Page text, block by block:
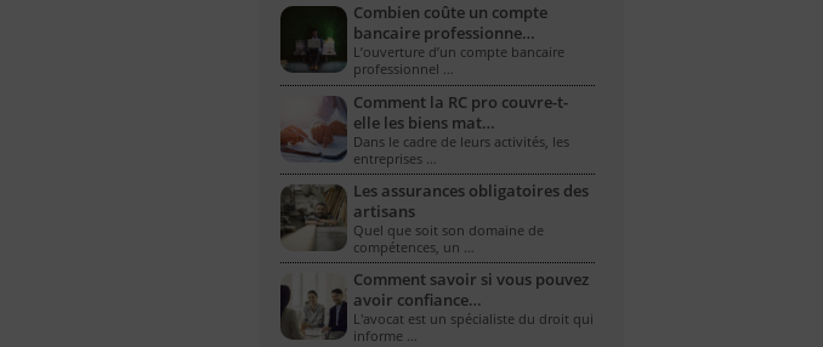
Combien coûte un compte
bancaire professionne…
L’ouverture d’un compte bancaire
professionnel …
Comment la RC pro couvre-t-
elle les biens mat…
Dans le cadre de leurs activités, les
entreprises …
Les assurances obligatoires des
artisans
Quel que soit son domaine de
compétences, un …
Comment savoir si vous pouvez
avoir confiance…
L'avocat est un spécialiste du droit qui
informe …